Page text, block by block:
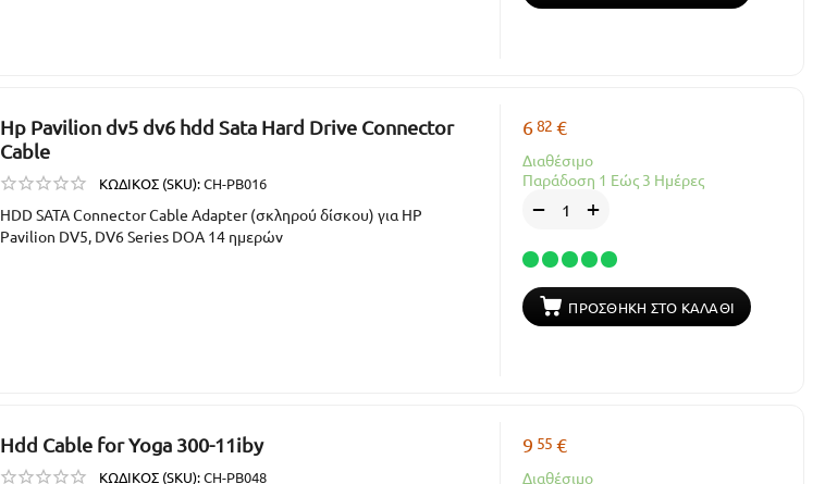
Hp Pavilion dv5 dv6 hdd Sata Hard Drive Connector
Cable
ΚΩΔΙΚΟΣ (SKU):CH-PB016
HDD SATA Connector Cable Adapter (σκληρού δίσκου) για HP
Pavilion DV5, DV6 Series DOA 14 ημερών
682 €
Διαθέσιμο
Παράδοση 1 Εώς 3 Ημέρες
+
−
ΠΡΟΣΘΉΚΗ ΣΤΟ ΚΑΛΆΘΙ
Hdd Cable for Yoga 300-11iby
ΚΩΔΙΚΟΣ (SKU):CH-PB048
9 55 €
Διαθέσιμο